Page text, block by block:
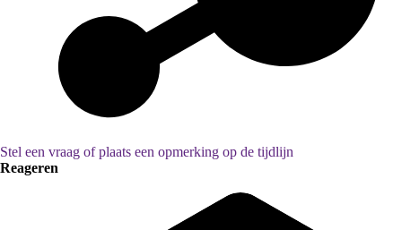
Stel een vraag of plaats een opmerking op de tijdlijn
Reageren